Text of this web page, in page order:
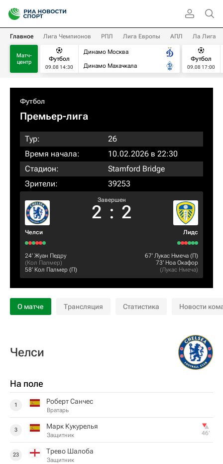
Главное Лига Чемпионов РПЛ Лига Европы АПЛ Ла Лига
Матч-
центр
Футбол
09.08 14:30
Динамо Москва
Динамо Махачкала
Футбол
09.08 17:00
Футбол
Премьер-лига
Тур:
26
Время начала:
10.02.2026 в 22:30
Стадион:
Stamford Bridge
Зрители:
39253
Челси
Завершен
2 : 2
Лидс
24‎’‎ Жуан Педру
(Кол Палмер)
58‎’‎ Кол Палмер (П)
67‎’‎ Лукас Нмеча (П)
73‎’‎ Ноа Окафор
(Лукас Нмеча)
О матче Трансляция Статистика Новости
Челси
На поле
1 Роберт Санчес
Вратарь
3 Марк Кукурелья
Защитник 46‎’‎
23 Трево Шалоба
Защитник